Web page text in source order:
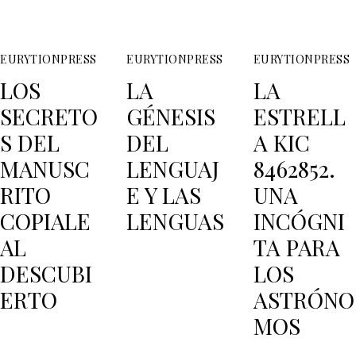
EURYTIONPRESS
LOS
SECRETO
S DEL
MANUSC
RITO
COPIALE
AL
DESCUBI
ERTO
EURYTIONPRESS
LA
GÉNESIS
DEL
LENGUAJ
E Y LAS
LENGUAS
EURYTIONPRESS
LA
ESTRELL
A KIC
8462852.
UNA
INCÓGNI
TA PARA
LOS
ASTRÓNO
MOS